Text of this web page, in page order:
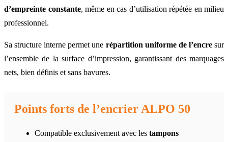
d’empreinte constante, même en cas d’utilisation répétée en milieu
professionnel.
Sa structure interne permet une répartition uniforme de l’encresur
l’ensemble de la surface d’impression, garantissant des marquages
nets, bien définis et sans bavures.
Points forts de l’encrier ALPO 50
Compatible exclusivement avec les tampons